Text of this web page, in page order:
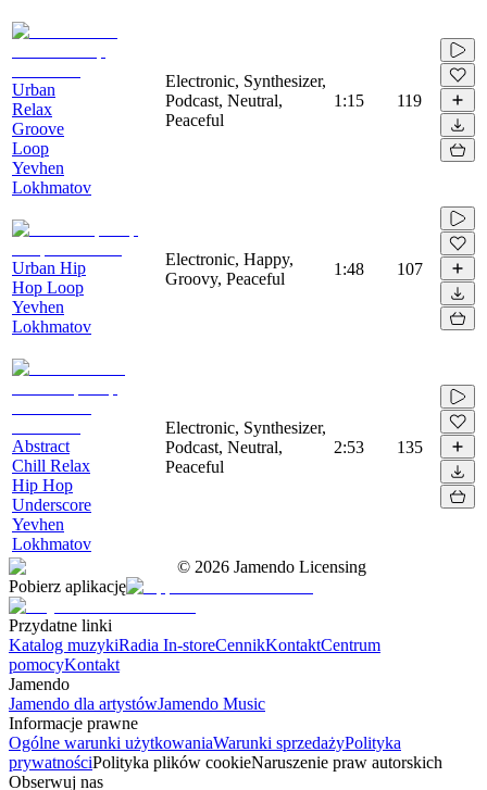
Urban
Relax
Groove
Loop
Yevhen
Lokhmatov
Electronic, Synthesizer,
Podcast, Neutral,
Peaceful
1:15 119
Urban Hip
Hop Loop
Yevhen
Lokhmatov
Electronic, Happy,
Groovy, Peaceful
1:48 107
Abstract
Chill Relax
Hip Hop
Underscore
Yevhen
Lokhmatov
Electronic, Synthesizer,
Podcast, Neutral,
Peaceful
2:53 135
© 2026 Jamendo Licensing
Pobierz aplikację
Przydatne linki
Katalog muzykiRadia In-storeCennikKontaktCentrum
pomocyKontakt
Jamendo
Jamendo dla artystówJamendo Music
Informacje prawne
Ogólne warunki użytkowaniaWarunki sprzedażyPolityka
prywatnościPolityka plików cookieNaruszenie praw autorskich
Obserwuj nas